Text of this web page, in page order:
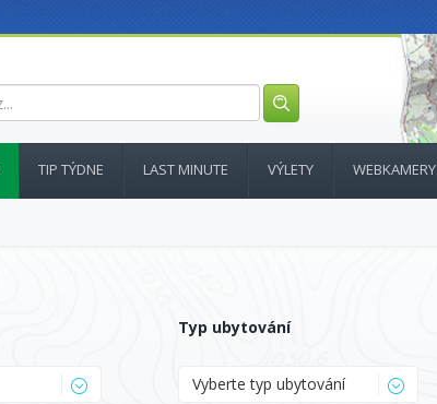
TIP TÝDNE LAST MINUTE VÝLETY WEBKAMERY
Typ ubytování
Vyberte typ ubytování